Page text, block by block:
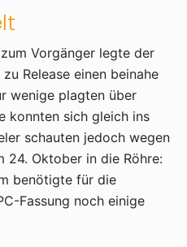
Vorgänger legte der
Release einen beinahe
wenige plagten über
konnten sich gleich ins
schauten jedoch wegen
24. Oktober in die Röhre:
benötigte für die
Fassung noch einige